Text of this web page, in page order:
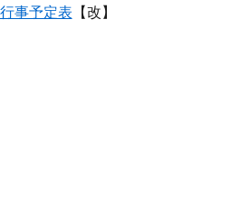
事予定表 【改】